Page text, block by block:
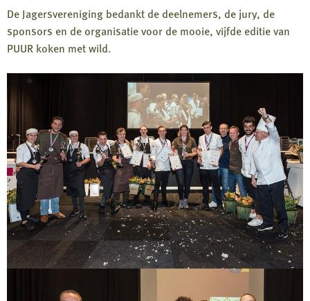
De Jagersvereniging bedankt de deelnemers, de jury, de
sponsors en de organisatie voor de mooie, vijfde editie van
PUUR koken met wild.